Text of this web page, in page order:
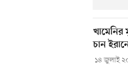
খামেনির
চান
১৪ জুলাই